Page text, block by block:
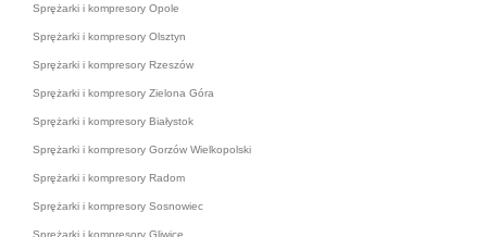
Sprężarki i kompresory Opole
Sprężarki i kompresory Olsztyn
Sprężarki i kompresory Rzeszów
Sprężarki i kompresory Zielona Góra
Sprężarki i kompresory Białystok
Sprężarki i kompresory Gorzów Wielkopolski
Sprężarki i kompresory Radom
Sprężarki i kompresory Sosnowiec
Sprężarki i kompresory Gliwice